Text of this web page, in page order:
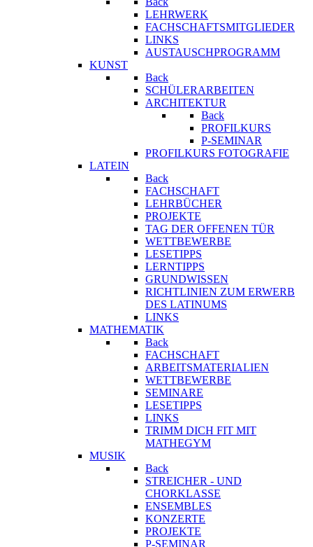
LEHRWERK
FACHSCHAFTSMITGLIEDER
LINKS
AUSTAUSCHPROGRAMM
KUNST
Back
SCHÜLERARBEITEN
ARCHITEKTUR
Back
PROFILKURS
P-SEMINAR
PROFILKURS FOTOGRAFIE
LATEIN
Back
FACHSCHAFT
LEHRBÜCHER
PROJEKTE
TAG DER OFFENEN TÜR
WETTBEWERBE
LESETIPPS
LERNTIPPS
GRUNDWISSEN
RICHTLINIEN ZUM ERWERB
DES LATINUMS
LINKS
MATHEMATIK
Back
FACHSCHAFT
ARBEITSMATERIALIEN
WETTBEWERBE
SEMINARE
LESETIPPS
LINKS
TRIMM DICH FIT MIT
MATHEGYM
MUSIK
Back
STREICHER - UND
CHORKLASSE
ENSEMBLES
KONZERTE
PROJEKTE
P-SEMINAR